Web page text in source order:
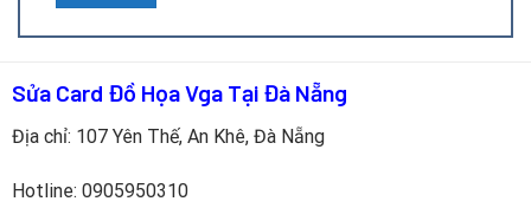
Kiểm tra tổng thể card và đánh giá mức độ hư hỏng của
vỏ.
Sửa Card Đồ Họa Vga Tại Đà Nẵng
Địa chỉ: 107 Yên Thế, An Khê, Đà Nẵng
Hotline: 0905950310